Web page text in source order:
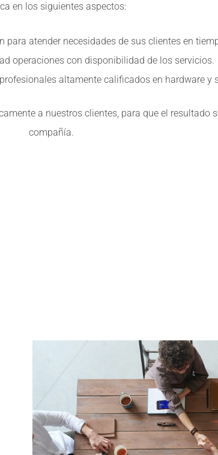
en los siguientes aspectos:
para atender necesidades de sus clientes en
operaciones con disponibilidad de los servicios.
altamente calificados en hardware y
a nuestros clientes, para que el resultado
compañía.